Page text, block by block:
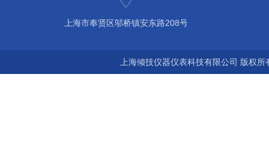
上海市奉贤区邬桥镇安东路208号
上海倾技仪器仪表科技有限公司 版权